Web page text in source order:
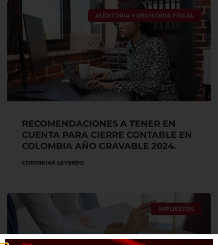
AUDITORIA Y REVISORIA FISCAL
RECOMENDACIONES A TENER EN
CUENTA PARA CIERRE CONTABLE EN
COLOMBIA AÑO GRAVABLE 2024.
CONTINUAR LEYENDO
IMPUESTOS